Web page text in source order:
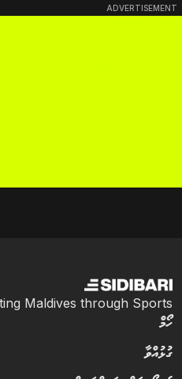
ADVERTISEMENT
Maldives through Sports
ހޯމް
ގުޅުއްވާ